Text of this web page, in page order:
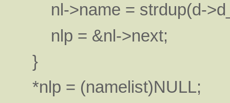
nl->name = strdup(d-
nlp = &nl->next;
}
*nlp = (namelist)NULL;